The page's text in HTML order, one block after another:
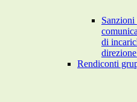
Sanzioni
di
Rendiconti